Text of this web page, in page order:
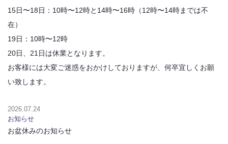
15日〜18日：10時〜12時と14時〜16時（12時〜14時までは不
在）
19日：10時〜12時
20日、21日は休業となります。
お客様には大変ご迷惑をおかけしておりますが、何卒宜しくお願
い致します。
2026.07.24
お知らせ
お盆休みのお知らせ